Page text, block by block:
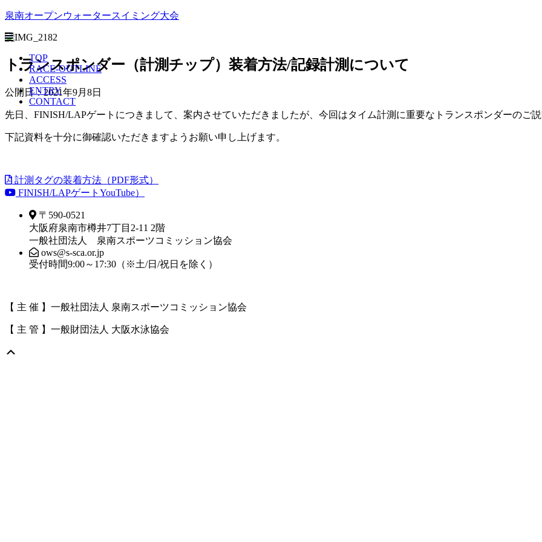
泉南オープンウォータースイミング大会
TOP
RACE-OUTLINE
ACCESS
ENTRY
CONTACT
トランスポンダー（計測チップ）装着方法/記録計測について
公開日：2021年9月8日
先日、FINISH/LAPゲートにつきまして、案内させていただきましたが、今回はタイム計測に重要なトランスポンダーのご説
下記資料を十分に御確認いただきますようお願い申し上げます。
計測タグの装着方法（PDF形式）
FINISH/LAPゲートYouTube）
〒590-0521
大阪府泉南市樽井7丁目2-11 2階
一般社団法人 泉南スポーツコミッション協会
ows@s-sca.or.jp
受付時間9:00～17:30（※土/日/祝日を除く）​
【 主 催 】一般社団法人 泉南スポーツコミッション協会
【 主 管 】一般財団法人 大阪水泳協会